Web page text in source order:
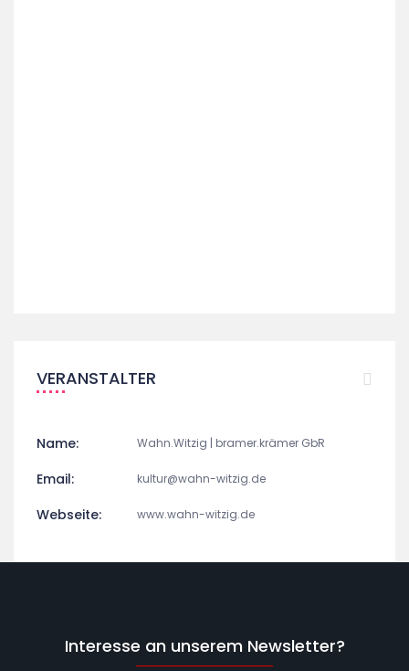
VERANSTALTER
Name: Wahn.Witzig | bramer.krämer GbR
Email: kultur@wahn-witzig.de
Webseite: www.wahn-witzig.de
Interesse an unserem Newsletter?